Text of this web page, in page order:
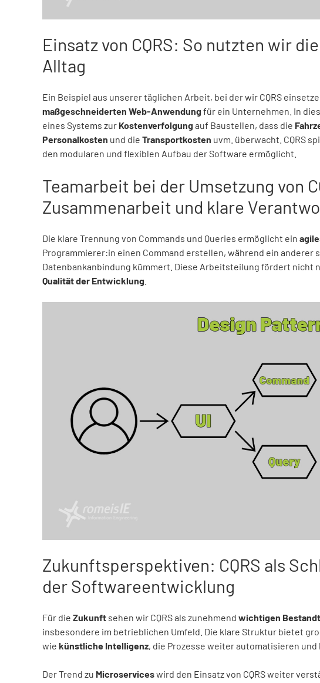
Einsatz von CQRS: So nutzten wir
Alltag
Ein Beispiel aus unserer täglichen Arbeit, bei der wir CQRS
maßgeschneiderten Web-Anwendung für ein Unternehmen. In
eines Systems zur Kostenverfolgung auf Baustellen, dass die
Personalkosten und die Transportkosten uvm. überwacht. CQRS
den modularen und flexiblen Aufbau der Software ermöglicht.
Teamarbeit bei der Umsetzung von
Zusammenarbeit und klare
Die klare Trennung von Commands und Queries ermöglicht ein
Programmierer:in einen Command erstellen, während ein anderer
Datenbankanbindung kümmert. Diese Arbeitsteilung fördert nicht
Qualität der Entwicklung
Zukunftsperspektiven: CQRS als
der Softwareentwicklung
Für die Zukunft sehen wir CQRS als zunehmend wichtigen
insbesondere im betrieblichen Umfeld. Die klare Struktur bietet
wie künstliche Intelligenz, die Prozesse weiter automatisieren und
Der Trend zu Microserviceswird den Einsatz von CQRS weiter